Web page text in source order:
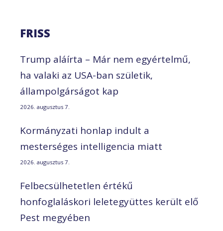
FRISS
Trump aláírta – Már nem egyértelmű,
ha valaki az USA-ban születik,
állampolgárságot kap
2026. augusztus 7.
Kormányzati honlap indult a
mesterséges intelligencia miatt
2026. augusztus 7.
Felbecsülhetetlen értékű
honfoglaláskori leletegyüttes került elő
Pest megyében